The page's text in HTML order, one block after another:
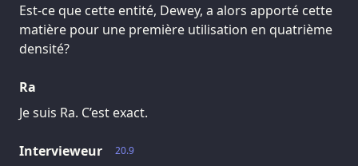
Est-ce que cette entité, Dewey, a alors apporté cette
matière pour une première utilisation en quatrième
densité?
Ra
Je suis Ra. C’est exact.
20.9
Intervieweur